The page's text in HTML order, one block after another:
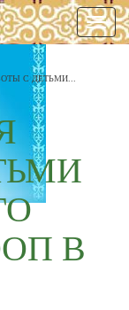
С ДЕТЬМИ...
В